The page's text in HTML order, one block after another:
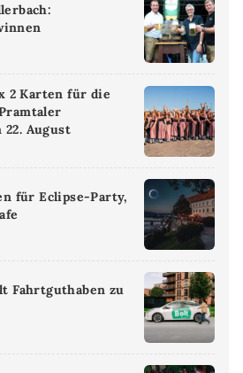
2 Karten für die
22. August
für Eclipse-Party,
Fahrtguthaben zu